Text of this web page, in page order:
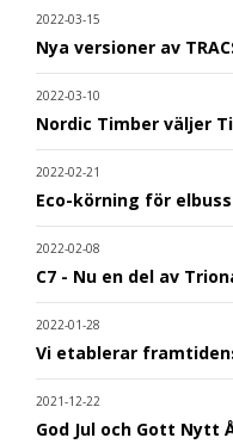
2022-03-15
Nya versioner av
2022-03-10
Nordic Timber väljer
2022-02-21
Eco-körning för
2022-02-08
C7 - Nu en del av
2022-01-28
Vi etablerar
2021-12-22
God Jul och Gott Nytt